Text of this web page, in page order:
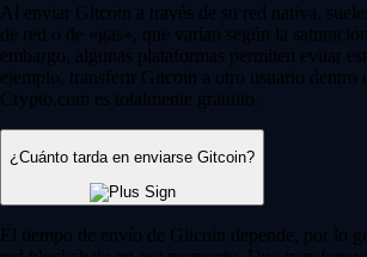
Al enviar Gitcoin a través de su red nativa,
de red o de «gas», que varían según la
embargo, algunas plataformas permiten evitar
ejemplo, transferir Gitcoin a otro usuario dentro
Crypto.com es totalmente gratuito.
¿Cuánto tarda en enviarse Gitcoin?
El tiempo de envío de Gitcoin depende, por lo